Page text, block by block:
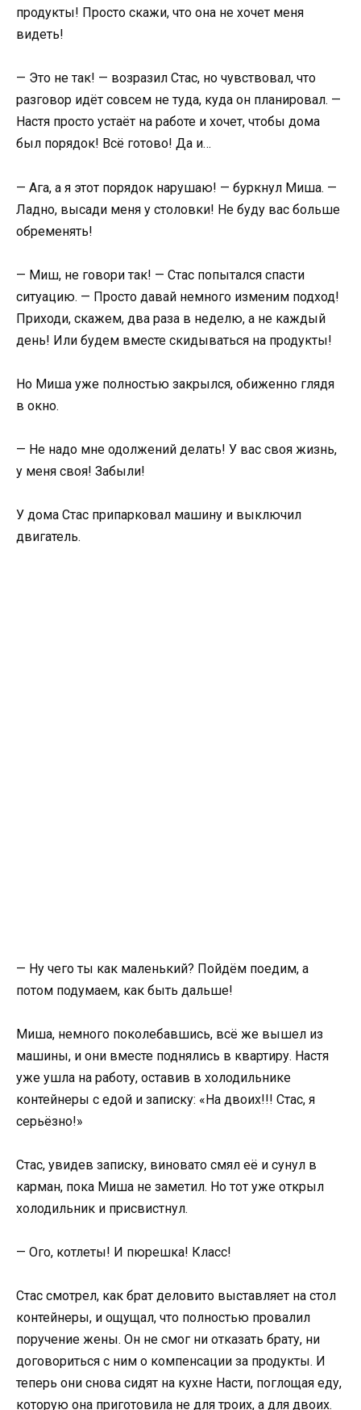
продукты! Просто скажи, что она не хочет меня
видеть!
— Это не так! — возразил Стас, но чувствовал, что
разговор идёт совсем не туда, куда он планировал. —
Настя просто устаёт на работе и хочет, чтобы дома
был порядок! Всё готово! Да и…
— Ага, а я этот порядок нарушаю! — буркнул Миша. —
Ладно, высади меня у столовки! Не буду вас больше
обременять!
— Миш, не говори так! — Стас попытался спасти
ситуацию. — Просто давай немного изменим подход!
Приходи, скажем, два раза в неделю, а не каждый
день! Или будем вместе скидываться на продукты!
Но Миша уже полностью закрылся, обиженно глядя
в окно.
— Не надо мне одолжений делать! У вас своя жизнь,
у меня своя! Забыли!
У дома Стас припарковал машину и выключил
двигатель.
— Ну чего ты как маленький? Пойдём поедим, а
потом подумаем, как быть дальше!
Миша, немного поколебавшись, всё же вышел из
машины, и они вместе поднялись в квартиру. Настя
уже ушла на работу, оставив в холодильнике
контейнеры с едой и записку: «На двоих!!! Стас, я
серьёзно!»
Стас, увидев записку, виновато смял её и сунул в
карман, пока Миша не заметил. Но тот уже открыл
холодильник и присвистнул.
— Ого, котлеты! И пюрешка! Класс!
Стас смотрел, как брат деловито выставляет на стол
контейнеры, и ощущал, что полностью провалил
поручение жены. Он не смог ни отказать брату, ни
договориться с ним о компенсации за продукты. И
теперь они снова сидят на кухне Насти, поглощая еду,
которую она приготовила не для троих, а для двоих.